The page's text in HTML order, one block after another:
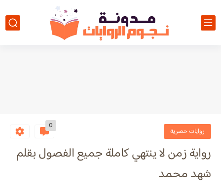
روايات حصرية
0
رواية زمن لا ينتهي كاملة جميع الفصول بقلم
شهد محمد